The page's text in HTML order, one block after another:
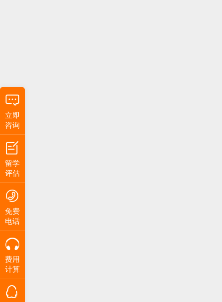
立即
咨询
留学
评估
免费
电话
费用
计算